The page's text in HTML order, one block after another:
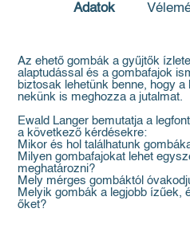
Adatok
Az ehető gombák a gyűjtők
alaptudással és a gombafajok
biztosak lehetünk benne, hogy
nekünk is meghozza a jutalmat.
Ewald Langer bemutatja a
a következő kérdésekre:
Mikor és hol találhatunk
Milyen gombafajokat lehet
meghatározni?
Mely mérges gombáktól
Melyik gombák a legjobb ízűek,
őket?